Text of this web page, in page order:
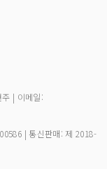
| 이메일:
| 통신판매:제 2018-